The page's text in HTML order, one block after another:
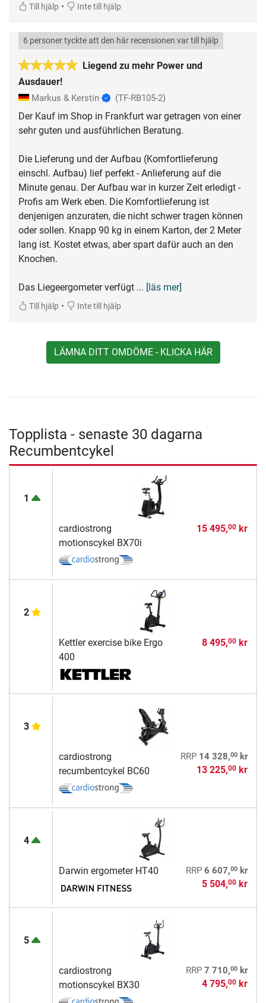
Till hjälp • Inte till hjälp
Liegend zu mehr Power und
Ausdauer!
6 personer tyckte att den här recensionen var till hjälp
Markus & Kerstin (TF-RB105-2)
Der Kauf im Shop in Frankfurt war getragen von einer
sehr guten und ausführlichen Beratung.
Die Lieferung und der Aufbau (Komfortlieferung
einschl. Aufbau) lief perfekt - Anlieferung auf die
Minute genau. Der Aufbau war in kurzer Zeit erledigt -
Profis am Werk eben. Die Komfortlieferung ist
denjenigen anzuraten, die nicht schwer tragen können
oder sollen. Knapp 90 kg in einem Karton, der 2 Meter
lang ist. Kostet etwas, aber spart dafür auch an den
Knochen.
Das Liegeergometer verfügt ... [läs mer]
Till hjälp • Inte till hjälp
LÄMNA DITT OMDÖME - KLICKA HÄR
Topplista - senaste 30 dagarna
Recumbentcykel
1
cardiostrong
motionscykel BX70i
15 495,00kr
2
Kettler exercise bike Ergo
400
8 495,00kr
3
cardiostrong
recumbentcykel BC60
RRP 14 328,00kr
13 225,00kr
4
Darwin ergometer HT40 RRP 6 607,00kr
5 504,00kr
5
cardiostrong
motionscykel BX30
RRP 7 710,00kr
4 795,00kr